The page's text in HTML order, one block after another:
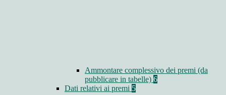
Ammontare complessivo dei premi (da
pubblicare in tabelle) 6
Dati relativi ai premi 5